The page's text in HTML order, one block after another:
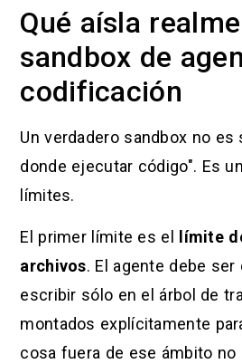
Qué aísla
sandbox de
codificación
Un verdadero sandbox no es
donde ejecutar código". Es
límites.
El primer límite es el
límite
archivos. El agente debe
escribir sólo en el árbol de
montados explícitamente
cosa fuera de ese ámbito no